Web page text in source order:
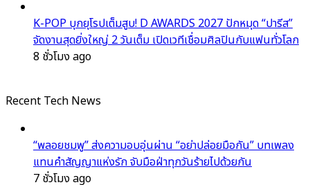
K-POP บุกยุโรปเต็มสูบ! D AWARDS 2027 ปักหมุด “ปารีส”
จัดงานสุดยิ่งใหญ่ 2 วันเต็ม เปิดเวทีเชื่อมศิลปินกับแฟนทั่วโลก
8 ชั่วโมง ago
Recent Tech News
“พลอยชมพู” ส่งความอบอุ่นผ่าน “อย่าปล่อยมือกัน” บทเพลง
แทนคำสัญญาแห่งรัก จับมือฝ่าทุกวันร้ายไปด้วยกัน
7 ชั่วโมง ago